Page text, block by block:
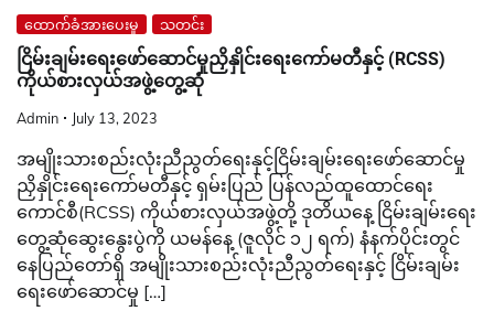
ထောက်ခံအားပေးမှု သတင်း
ငြိမ်းချမ်းရေးဖော်ဆောင်မှုညှိနှိုင်းရေးကော်မတီနှင့် (RCSS)
ကိုယ်စားလှယ်အဖွဲ့တွေ့ဆုံ
Admin July 13, 2023
အမျိုးသားစည်းလုံးညီညွတ်ရေးနှင့်ငြိမ်းချမ်းရေးဖော်ဆောင်မှု
ညှိနှိုင်းရေးကော်မတီနှင့် ရှမ်းပြည် ပြန်လည်ထူထောင်ရေး
ကောင်စီ(RCSS) ကိုယ်စားလှယ်အဖွဲ့တို့ ဒုတိယနေ့ ငြိမ်းချမ်းရေး
တွေ့ဆုံဆွေးနွေးပွဲကို ယမန်နေ့ (ဇူလိုင် ၁၂ ရက်) နံနက်ပိုင်းတွင်
နေပြည်တော်ရှိ အမျိုးသားစည်းလုံးညီညွတ်ရေးနှင့် ငြိမ်းချမ်း
ရေးဖော်ဆောင်မှု […]